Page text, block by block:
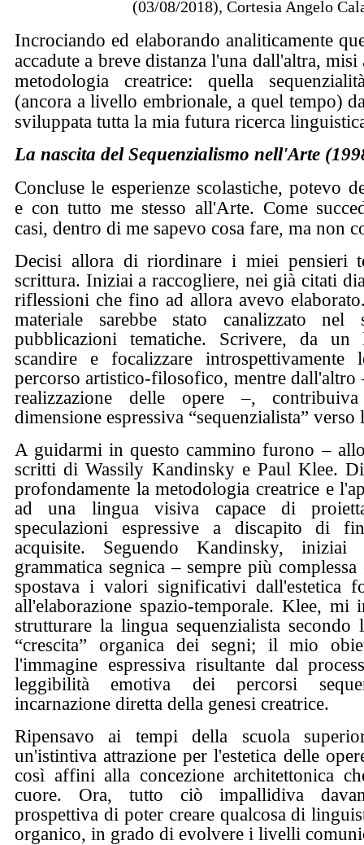
(03/08/2018), Cortesia Angelo
Incrociando ed elaborando analiticamente
accadute a breve distanza l'una dall'altra,
metodologia creatrice: quella
(ancora a livello embrionale, a quel tempo)
sviluppata tutta la mia futura ricerca
La nascita del Sequenzialismo nell'Arte
Concluse le esperienze scolastiche, potevo
e con tutto me stesso all'Arte. Come
casi, dentro di me sapevo cosa fare, ma non
Decisi allora di riordinare i miei pensieri
scrittura. Iniziai a raccogliere, nei già citati
riflessioni che fino ad allora avevo
materiale sarebbe stato canalizzato
pubblicazioni tematiche. Scrivere, da
scandire e focalizzare
percorso artistico-filosofico, mentre dall'altro
realizzazione delle opere –,
dimensione espressiva “sequenzialista” verso
A guidarmi in questo cammino furono –
scritti di Wassily Kandinsky e Paul Klee.
profondamente la metodologia creatrice e
ad una lingua visiva capace di
speculazioni espressive a discapito di
acquisite. Seguendo Kandinsky,
grammatica segnica – sempre più
spostava i valori significativi dall'estetica
all'elaborazione spazio-temporale. Klee, mi
strutturare la lingua sequenzialista
“crescita” organica dei segni; il mio
l'immagine espressiva risultante dal
leggibilità emotiva dei percorsi
incarnazione diretta della genesi creatrice.
Ripensavo ai tempi della scuola
un'istintiva attrazione per l'estetica delle
così affini alla concezione architettonica
cuore. Ora, tutto ciò impallidiva
prospettiva di poter creare qualcosa di
organico, in grado di evolvere i livelli